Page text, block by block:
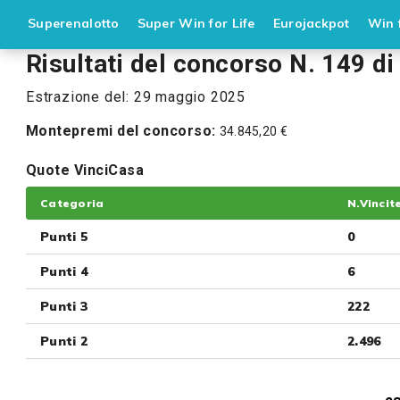
Superenalotto Super Win for Life Eurojackpot Win
Risultati del concorso N. 149 di
Estrazione del: 29 maggio 2025
Montepremi del concorso: 34.845,20 €
Quote VinciCasa
Categoria
Punti 5 0
Punti 4 6
Punti 3 222
Punti 2 2.496